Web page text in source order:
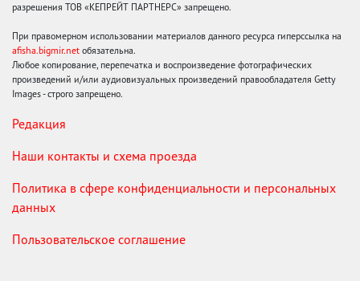
разрешения ТОВ «КЕПРЕЙТ ПАРТНЕРС» запрещено.
При правомерном использовании материалов данного ресурса гиперссылка на
afisha.bigmir.net обязательна.
Любое копирование, перепечатка и воспроизведение фотографических
произведений и/или аудиовизуальных произведений правообладателя Getty
Images - строго запрещено.
Редакция
Наши контакты и схема проезда
Политика в сфере конфиденциальности и персональных
данных
Пользовательское соглашение